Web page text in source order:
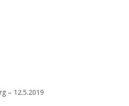
– 12.5.2019